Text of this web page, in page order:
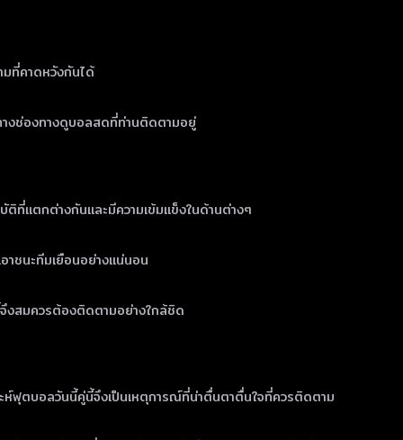
มที่คาดหวังกันได้
างช่องทางดูบอลสดที่ท่านติดตามอยู่
ที่แตกต่างกันและมีความเข้มแข็งในด้านต่างๆ
าชนะทีมเยือนอย่างแน่นอน
งสมควรต้องติดตามอย่างใกล้ชิด
ห์ฟุตบอลวันนี้คู่นี้จึงเป็นเหตุการณ์ที่น่าตื่นตาตื่นใจที่ควรติดตาม